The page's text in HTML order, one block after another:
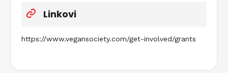
Linkovi
https://www.vegansociety.com/get-involved/grants